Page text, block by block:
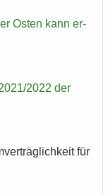
Osten kann er­
2022 der
für